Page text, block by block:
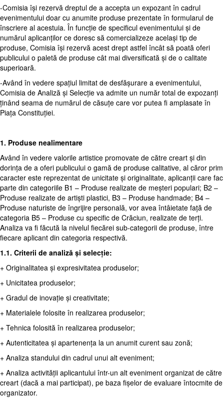
-Comisia își rezervă dreptul de a accepta un expozant în cadrul
evenimentului doar cu anumite produse prezentate în formularul de
înscriere al acestuia. În funcție de specificul evenimentului și de
numărul aplicanților ce doresc să comercializeze același tip de
produse, Comisia își rezervă acest drept astfel încât să poată oferi
publicului o paletă de produse cât mai diversificată și de o calitate
superioară.
-Având în vedere spațiul limitat de desfășurare a evenimentului,
Comisia de Analiză și Selecție va admite un număr total de expozanți
ținând seama de numărul de căsuțe care vor putea fi amplasate în
Piața Constituției.
1. Produse nealimentare
Având în vedere valorile artistice promovate de către creart și din
dorința de a oferi publicului o gamă de produse calitative, al căror prim
caracter este reprezentat de unicitate și originalitate, aplicanții care fac
parte din categoriile B1 – Produse realizate de meșteri populari; B2 –
Produse realizate de artiști plastici, B3 – Produse handmade; B4 –
Produse naturiste de îngrijire personală, vor avea întâietate față de
categoria B5 – Produse cu specific de Crăciun, realizate de terți.
Analiza va fi făcută la nivelul fiecărei sub-categorii de produse, între
fiecare aplicant din categoria respectivă.
1.1. Criterii de analiză și selecție:
+ Originalitatea și expresivitatea produselor;
+ Unicitatea produselor;
+ Gradul de inovație și creativitate;
+ Materialele folosite în realizarea produselor;
+ Tehnica folosită în realizarea produselor;
+ Autenticitatea și apartenența la un anumit curent sau zonă;
+ Analiza standului din cadrul unui alt eveniment;
+ Analiza activității aplicantului într-un alt eveniment organizat de către
creart (dacă a mai participat), pe baza fișelor de evaluare întocmite de
organizator.